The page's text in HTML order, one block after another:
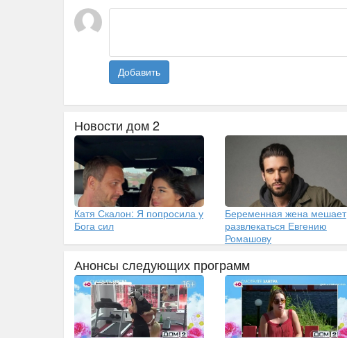
Добавить
Новости дом 2
Катя Скалон: Я попросила у
Бога сил
Беременная жена мешает
развлекаться Евгению
Ромашову
Анонсы следующих программ